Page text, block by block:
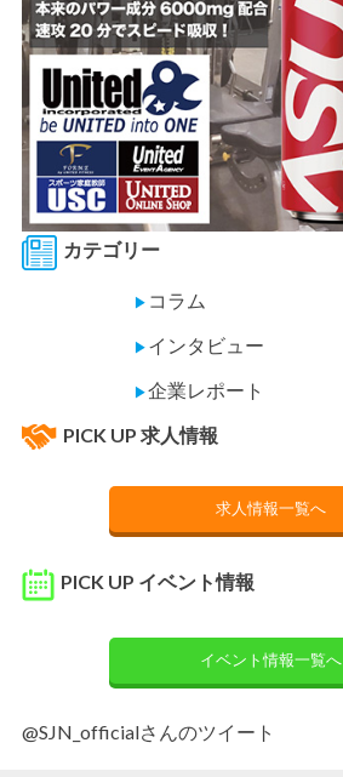
カテゴリー
▶ コラム
▶ インタビュー
▶企業レポート
PICK UP 求人情報
求人情報一覧へ
PICK UP イベント情報
イベント情報一覧へ
@SJN_officialさんのツイート